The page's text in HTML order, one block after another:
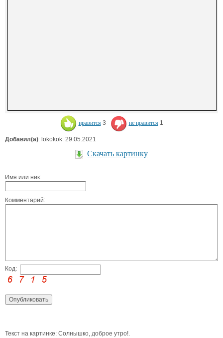
нравится 3 не нравится 1
Добавил(а): lokokok. 29.05.2021
Скачать картинку
Имя или ник:
Комментарий:
Код:
Текст на картинке: Солнышко, доброе утро!.